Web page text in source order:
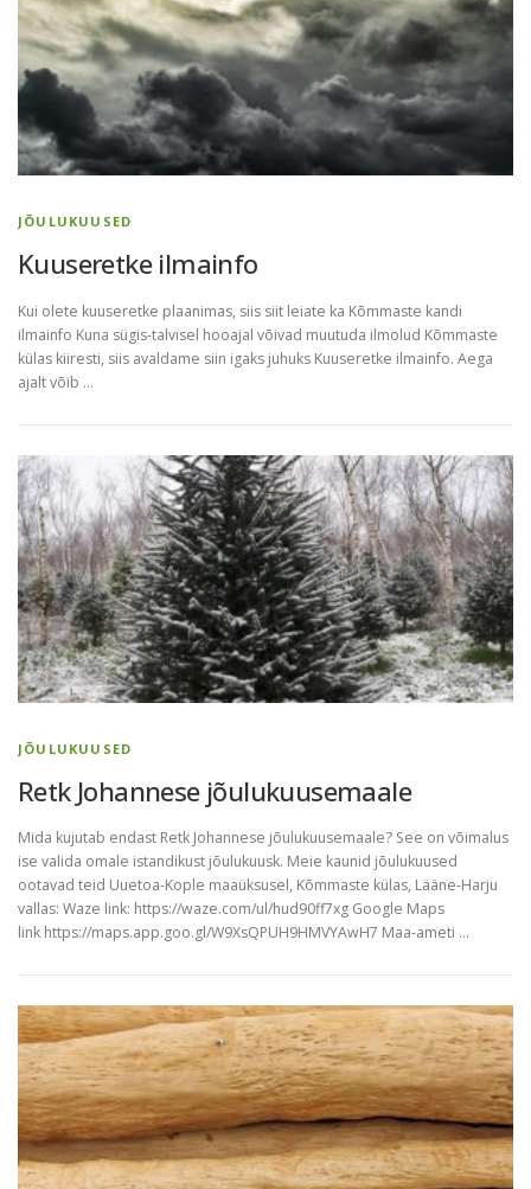
JÕULUKUUSED
Kuuseretke ilmainfo
Kui olete kuuseretke plaanimas, siis siit leiate ka Kõmmaste kandi
ilmainfo Kuna sügis-talvisel hooajal võivad muutuda ilmolud Kõmmaste
külas kiiresti, siis avaldame siin igaks juhuks Kuuseretke ilmainfo. Aega
ajalt võib …
JÕULUKUUSED
Retk Johannese jõulukuusemaale
Mida kujutab endast Retk Johannese jõulukuusemaale? See on võimalus
ise valida omale istandikust jõulukuusk. Meie kaunid jõulukuused
ootavad teid Uuetoa-Kople maaüksusel, Kõmmaste külas, Lääne-Harju
vallas: Waze link: https://waze.com/ul/hud90ff7xg Google Maps
link https://maps.app.goo.gl/W9XsQPUH9HMVYAwH7 Maa-ameti …